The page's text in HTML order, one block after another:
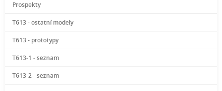
Prospekty
T613 - ostatní modely
T613 - prototypy
T613-1 - seznam
T613-2 - seznam